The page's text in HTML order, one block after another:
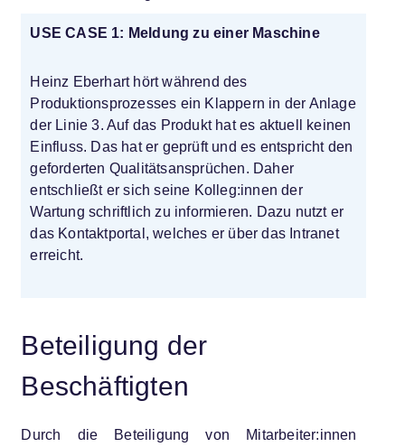
USE CASE 1: Meldung zu einer Maschine
Heinz Eberhart hört während des
Produktionsprozesses ein Klappern in der Anlage
der Linie 3. Auf das Produkt hat es aktuell keinen
Einfluss. Das hat er geprüft und es entspricht den
geforderten Qualitätsansprüchen. Daher
entschließt er sich seine Kolleg:innen der
Wartung schriftlich zu informieren. Dazu nutzt er
das Kontaktportal, welches er über das Intranet
erreicht.
Beteiligung der
Beschäftigten
Durch die Beteiligung von Mitarbeiter:innen